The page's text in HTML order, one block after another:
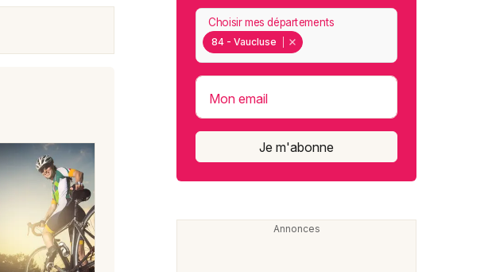
84 - Vaucluse
Choisir mes départements
Mon email
Je m'abonne